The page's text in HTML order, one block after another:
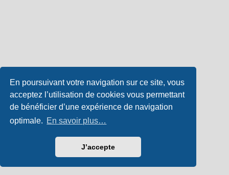
En poursuivant votre navigation sur ce site, vous
acceptez l’utilisation de cookies vous permettant
de bénéficier d’une expérience de navigation
optimale. En savoir plus…
J’accepte